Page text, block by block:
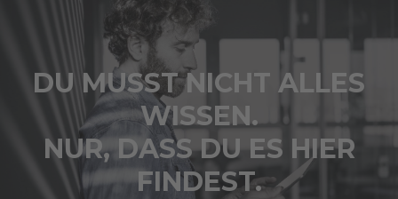
DU MUSST NICHT ALLES
WISSEN.
NUR, DASS DU ES HIER
FINDEST.